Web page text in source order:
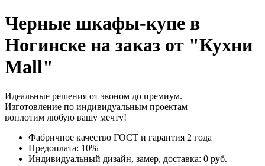
Черные шкафы-купе в
Ногинске на заказ от "Кухни
Mall"
Идеальные решения от эконом до премиум.
Изготовление по индивидуальным проектам —
воплотим любую вашу мечту!
Фабричное качество ГОСТ и гарантия 2 года
Предоплата: 10%
Индивидуальный дизайн, замер, доставка: 0 руб.